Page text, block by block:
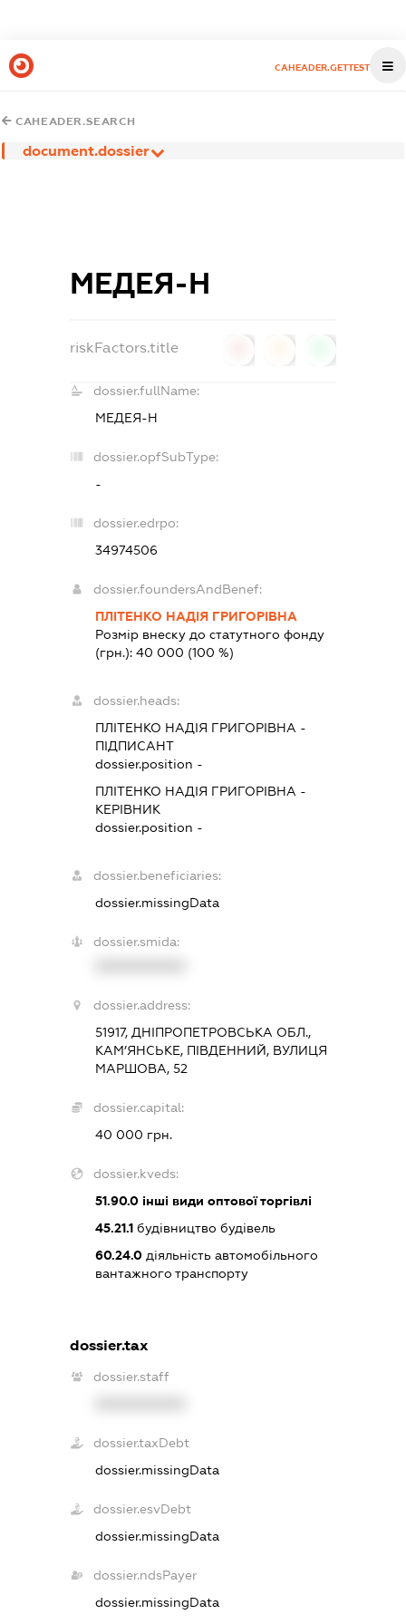
CAHEADER.GETTEST
CAHEADER.SEARCH
document.dossier
МЕДЕЯ-Н
riskFactors.title
dossier.fullName:
МЕДЕЯ-Н
dossier.opfSubType:
-
dossier.edrpo:
34974506
dossier.foundersAndBenef:
ПЛІТЕНКО НАДІЯ ГРИГОРІВНА
Розмір внеску до статутного фонду
(грн.):40 000 (100 %)
dossier.heads:
ПЛІТЕНКО НАДІЯ ГРИГОРІВНА -
ПІДПИСАНТ
dossier.position -
ПЛІТЕНКО НАДІЯ ГРИГОРІВНА -
КЕРІВНИК
dossier.position -
dossier.beneficiaries:
dossier.missingData
dossier.smida:
dossier.address:
51917, ДНІПРОПЕТРОВСЬКА ОБЛ.,
КАМ’ЯНСЬКЕ, ПІВДЕННИЙ, ВУЛИЦЯ
МАРШОВА, 52
dossier.capital:
40 000 грн.
dossier.kveds:
51.90.0 інші види оптової торгівлі
45.21.1 будівництво будівель
60.24.0 діяльність автомобільного
вантажного транспорту
dossier.tax
dossier.staff
dossier.taxDebt
dossier.missingData
dossier.esvDebt
dossier.missingData
dossier.ndsPayer
dossier.missingData